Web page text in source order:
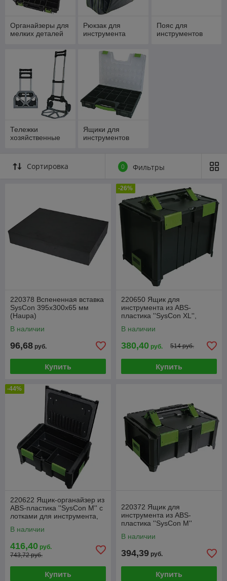
Органайзеры для
мелких деталей
Рюкзак для
инструмента
Пояс для
инструментов
Тележки
хозяйственные
Ящики для
инструментов
Сортировка 0 Фильтры
220378 Вспененная вставка
SysCon 395x300x65 мм
(Haupa)
В наличии
96,68 руб.
Купить
-26%
220650 Ящик для
инструмента из ABS-
пластика ''SysCon XL'',
(Haupa)
В наличии
380,40 руб. 514 руб.
Купить
-44%
220622 Ящик-органайзер из
ABS-пластика ''SysCon M'' с
лотками для инструмента,
В наличии
416,40 руб.
743,72 руб.
Купить
220372 Ящик для
инструмента из ABS-
пластика ''SysCon M''
(Haupa)
В наличии
394,39 руб.
Купить